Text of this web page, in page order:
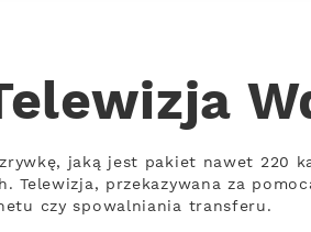
jaką jest pakiet nawet 220
Telewizja, przekazywana za
czy spowalniania transferu.